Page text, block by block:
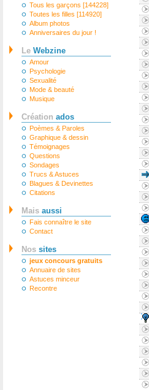
Tous les garçons [144228]
Toutes les filles [114920]
Album photos
Anniversaires du jour !
Le Webzine
Amour
Psychologie
Sexualité
Mode & beauté
Musique
Création ados
Poèmes & Paroles
Graphique & dessin
Témoignages
Questions
Sondages
Trucs & Astuces
Blagues & Devinettes
Citations
Mais aussi
Fais connaître le site
Contact
Nos sites
jeux concours gratuits
Annuaire de sites
Astuces minceur
Recontre